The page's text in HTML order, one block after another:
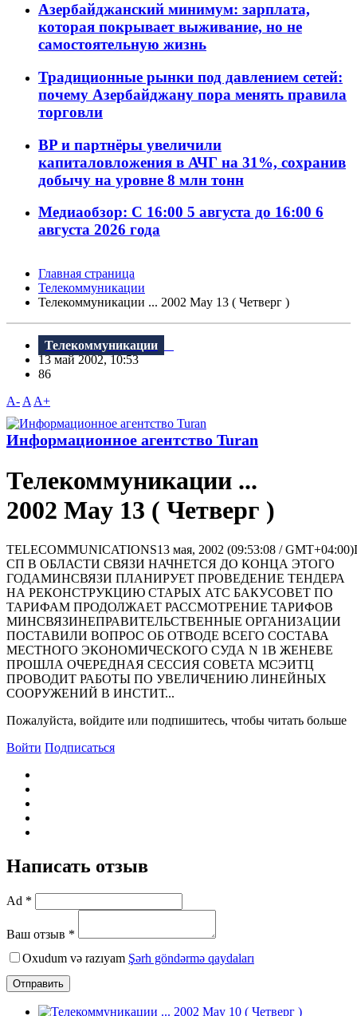
Азербайджанский минимум: зарплата,
которая покрывает выживание, но не
самостоятельную жизнь
Традиционные рынки под давлением сетей:
почему Азербайджану пора менять правила
торговли
BP и партнёры увеличили
капиталовложения в АЧГ на 31%, сохранив
добычу на уровне 8 млн тонн
Медиаобзор: С 16:00 5 августа до 16:00 6
августа 2026 года
Главная страница
Телекоммуникации
Телекоммуникации ... 2002 May 13 ( Четверг )
Телекоммуникации
13 май 2002, 10:53
86
A- A A+
Информационное агентство Turan
Телекоммуникации ...
2002 May 13 ( Четверг )
TELECOMMUNICATIONS13 мая, 2002 (09:53:08 /
СП В ОБЛАСТИ СВЯЗИ НАЧНЕТСЯ ДО КОНЦА ЭТОГО
ГОДАМИНСВЯЗИ ПЛАНИРУЕТ ПРОВЕДЕНИЕ ТЕНДЕРА
НА РЕКОНСТРУКЦИЮ СТАРЫХ АТС БАКУСОВЕТ ПО
ТАРИФАМ ПРОДОЛЖАЕТ РАССМОТРЕНИЕ ТАРИФОВ
МИНСВЯЗИНЕПРАВИТЕЛЬСТВЕННЫЕ ОРГАНИЗАЦИИ
ПОСТАВИЛИ ВОПРОС ОБ ОТВОДЕ ВСЕГО СОСТАВА
МЕСТНОГО ЭКОНОМИЧЕСКОГО СУДА N 1В ЖЕНЕВЕ
ПРОШЛА ОЧЕРЕДНАЯ СЕССИЯ СОВЕТА МСЭИТЦ
ПРОВОДИТ РАБОТЫ ПО УВЕЛИЧЕНИЮ ЛИНЕЙНЫХ
СООРУЖЕНИЙ В ИНСТИТ...
Пожалуйста, войдите или подпишитесь, чтобы читать больше
Войти Подписаться
Написать отзыв
Ad *
Ваш отзыв *
Oxudum və razıyam Şərh göndərmə qaydaları
Отправить